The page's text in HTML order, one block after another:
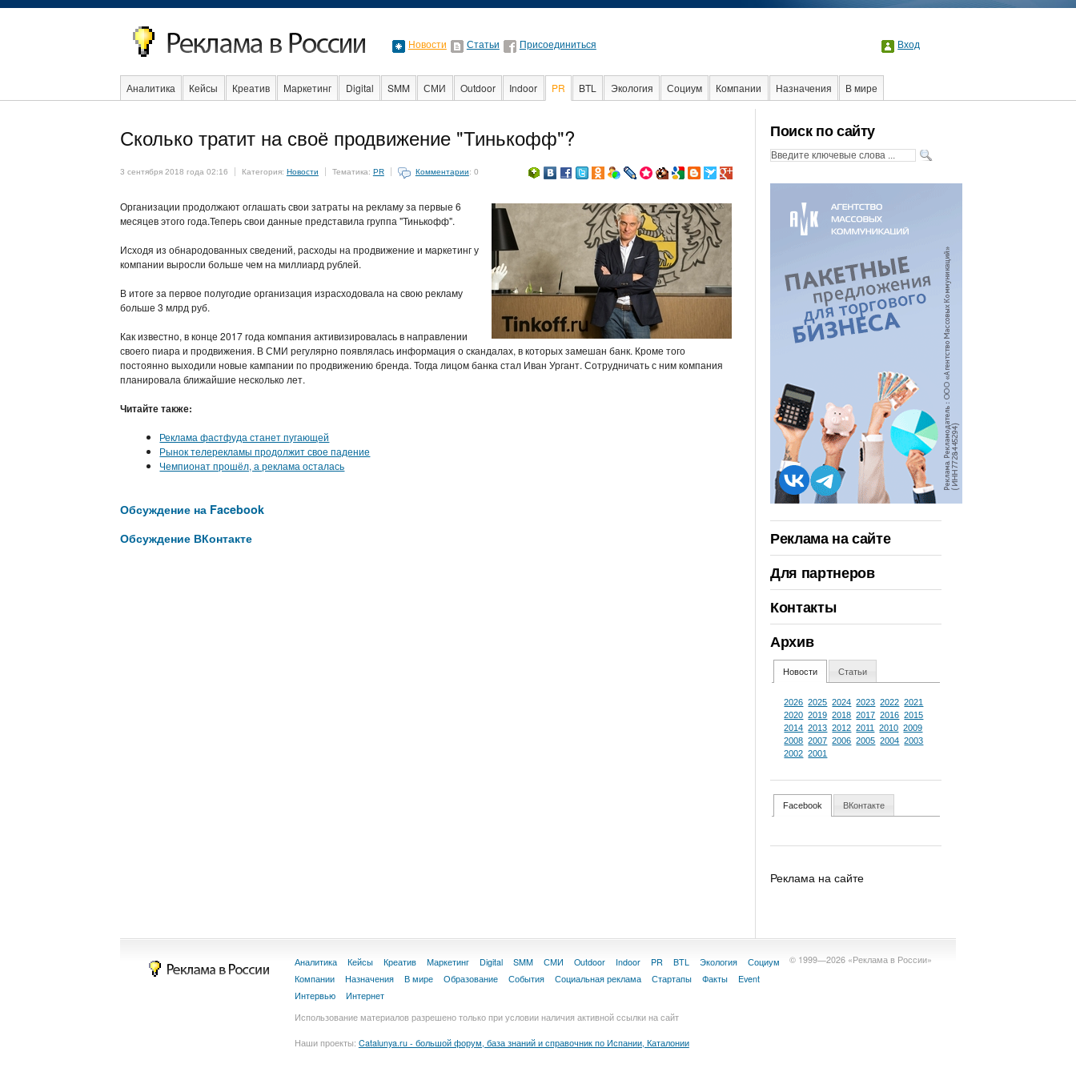
Новости Статьи Присоединиться Вход
Аналитика Кейсы Креатив Маркетинг Digital SMM СМИ Outdoor Indoor PR BTL Экология Социум Компании Назначения
В мире
Социальная реклама
Event
Интервью Интернет Поиск по сайту
Реклама на сайте
Для партнеров
Контакты
Архив
Новости Статьи
2026 2025 2024 2023 2022 2021
2020 2019 2018 2017 2016 2015
2014 2013 2012 2011 2010 2009
2008 2007 2006 2005 2004 2003
2002 2001
Facebook ВКонтакте
Реклама на сайте
Сколько тратит на своё продвижение "Тинькофф"?
3 сентября 2018 года 02:16 Категория: Новости Тематика: PR Комментарии: 0
Организации продолжают оглашать свои затраты на рекламу за первые 6
месяцев этого года.Теперь свои данные представила группа "Тинькофф".
Исходя из обнародованных сведений, расходы на продвижение и маркетинг у
компании выросли больше чем на миллиард рублей.
В итоге за первое полугодие организация израсходовала на свою рекламу
больше 3 млрд руб.
Как известно, в конце 2017 года компания активизировалась в направлении
своего пиара и продвижения. В СМИ регулярно появлялась информация о скандалах, в которых замешан банк. Кроме того
постоянно выходили новые кампании по продвижению бренда. Тогда лицом банка стал Иван Ургант. Сотрудничать с ним компания
планировала ближайшие несколько лет.
Читайте также:
Реклама фастфуда станет пугающей
Рынок телерекламы продолжит свое падение
Чемпионат прошёл, а реклама осталась
Обсуждение на Facebook
Обсуждение ВКонтакте
© 1999—2026 «Реклама в России»
Аналитика Кейсы Креатив Маркетинг Digital SMM СМИ Outdoor Indoor PR BTL Экология
Социум
Компании
Назначения В мире Образование События Социальная реклама Стартапы Факты
Event
Интервью
Интернет
Использование материалов разрешено только при условии наличия активной ссылки на сайт
Наши проекты: Catalunya.ru - большой форум, база знаний и справочник по Испании, Каталонии